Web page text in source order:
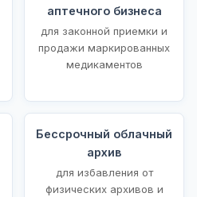
аптечного бизнеса
для законной приемки и
продажи маркированных
медикаментов
Бессрочный облачный
архив
для избавления от
физических архивов и